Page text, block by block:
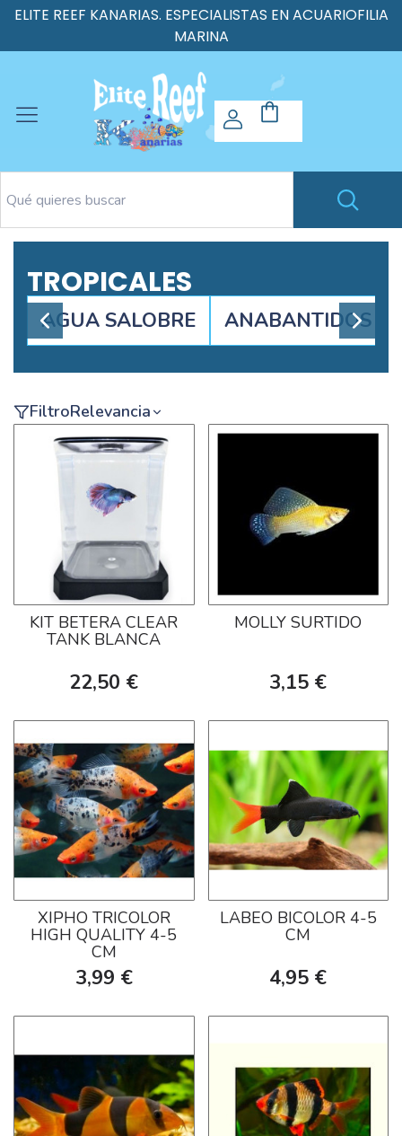
ELITE REEF KANARIAS. ESPECIALISTAS EN ACUARIOFILIA
MARINA
TROPICALES
AGUA SALOBRE ANABANTIDOS
FiltroRelevancia
KIT BETERA CLEAR
TANK BLANCA
22,50 €
MOLLY SURTIDO
3,15 €
XIPHO TRICOLOR
HIGH QUALITY 4-5
CM
3,99 €
LABEO BICOLOR 4-5
CM
4,95 €